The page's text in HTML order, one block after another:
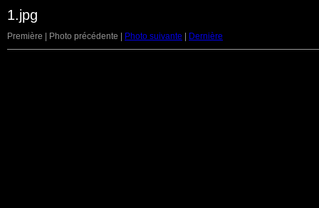
1.jpg
Première | Photo précédente | Photo suivante Dernière